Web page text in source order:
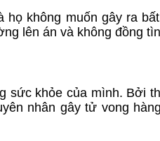
không muốn gây ra
lên án và không đồng
sức khỏe của mình. Bởi
nhân gây tử vong